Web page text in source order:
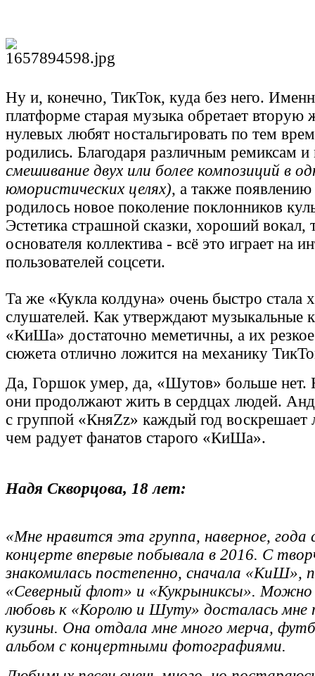
Ну и, конечно, ТикТок, куда без него.
платформе старая музыка обретает вторую
нулевых любят ностальгировать по тем
родились. Благодаря различным ремиксам
смешивание двух или более композиций в
юмористических целях), а также
родилось новое поколение поклонников
Эстетика страшной сказки, хороший вокал,
основателя коллектива - всё это играет на
пользователей соцсети.
Та же «Кукла колдуна» очень быстро
слушателей. Как утверждают музыкальные
«КиШа» достаточно меметичны, а их
сюжета отлично ложится на механику
Да, Горшок умер, да, «Шутов» больше нет.
они продолжают жить в сердцах людей.
с группой «КняZz» каждый год
чем радует фанатов старого «КиШа».
Надя Скворцова, 18 лет:
«Мне нравится эта группа, наверное, года
концерте впервые побывала в 2016. С
знакомилась постепенно, сначала «КиШ»,
«Северный флот» и «Кукрыниксы». Можно
любовь к «Королю и Шуту» досталась мне
кузины. Она отдала мне много мерча,
альбом с концертными фотографиями.